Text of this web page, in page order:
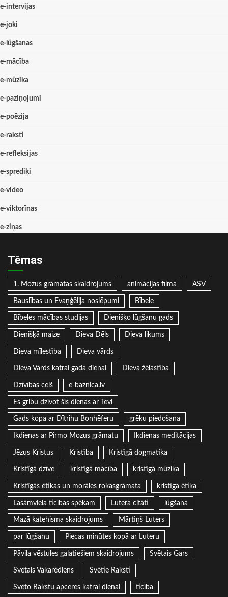
e-intervijas
e-joki
e-lūgšanas
e-mācība
e-mūzika
e-paziņojumi
e-poēzija
e-raksti
e-refleksijas
e-sprediķi
e-video
e-viktorīnas
e-ziņas
Tēmas
1. Mozus grāmatas skaidrojums animācijas filma ASV
Bauslības un Evaņģēlija noslēpumi Bībele
Bībeles mācības studijas Dienišķo lūgšanu gads
Dienišķā maize Dieva Dēls Dieva likums
Dieva mīlestība Dieva vārds
Dieva Vārds katrai gada dienai Dieva žēlastība
Dzīvības ceļš e-baznica.lv
Es gribu dzīvot šīs dienas ar Tevi
Gads kopa ar Dītrihu Bonhēferu grēku piedošana
Ikdienas ar Pirmo Mozus grāmatu Ikdienas meditācijas
Jēzus Kristus Kristība Kristīgā dogmatika
Kristīgā dzīve kristīgā mācība kristīgā mūzika
Kristīgās ētikas un morāles rokasgrāmata kristīgā ētika
Lasāmviela ticības spēkam Lutera citāti lūgšana
Mazā katehisma skaidrojums Mārtiņš Luters
par lūgšanu Piecas minūtes kopā ar Luteru
Pāvila vēstules galatiešiem skaidrojums Svētais Gars
Svētais Vakarēdiens Svētie Raksti
Svēto Rakstu apceres katrai dienai ticība